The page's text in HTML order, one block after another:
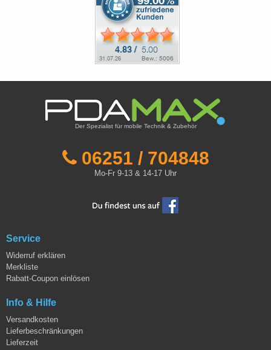
Der Spezialist für mobile Technik & Zubehör
06251 / 704848
Mo-Fr 9-13 & 14-17 Uhr
Service
Widerruf erklären
Merkliste
Rabatt-Coupon einlösen
Info & Hilfe
Versandkosten
Lieferbeschränkungen
Lieferzeit